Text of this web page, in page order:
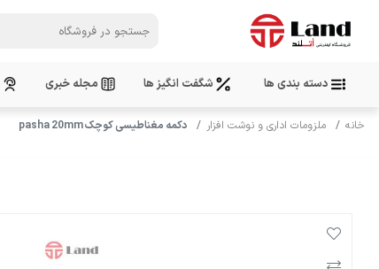
دسته بندی ها شگفت انگیز ها مجله خبری
خانه ملزومات اداری و نوشت افزار دکمه مغناطیسی کوچک pasha 20mm